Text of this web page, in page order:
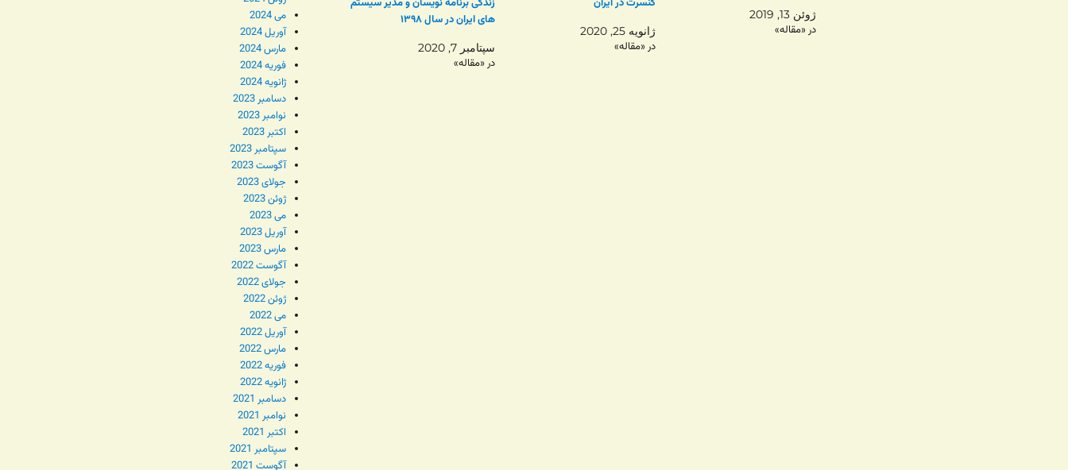
ژوئن 13, 2019
در «مقاله»
کنسرت در ایران
ژانویه 25, 2020
در «مقاله»
زندگی برنامه نویسان و مدیر سیستم
های ایران در سال ۱۳۹۸
سپتامبر 7, 2020
در «مقاله»
می 2024
آوریل 2024
مارس 2024
فوریه 2024
ژانویه 2024
دسامبر 2023
نوامبر 2023
اکتبر 2023
سپتامبر 2023
آگوست 2023
جولای 2023
ژوئن 2023
می 2023
آوریل 2023
مارس 2023
آگوست 2022
جولای 2022
ژوئن 2022
می 2022
آوریل 2022
مارس 2022
فوریه 2022
ژانویه 2022
دسامبر 2021
نوامبر 2021
اکتبر 2021
سپتامبر 2021
آگوست 2021